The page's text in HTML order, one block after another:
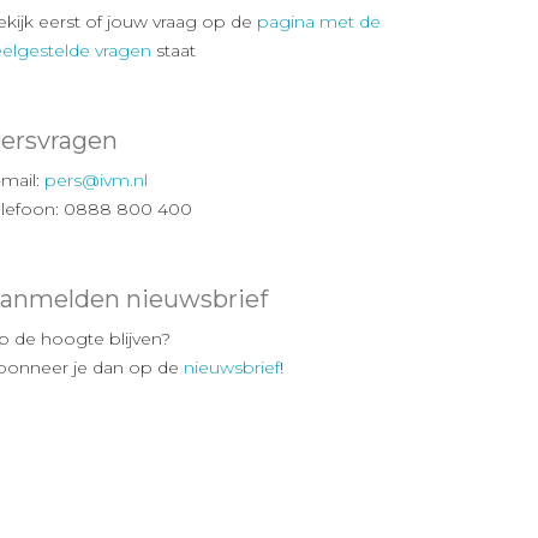
eerst of jouw vraag op de pagina met de
vragen staat
pers@ivm.nl
0888 800 400
nieuwsbrief
de hoogte blijven?
je dan op de nieuwsbrief!